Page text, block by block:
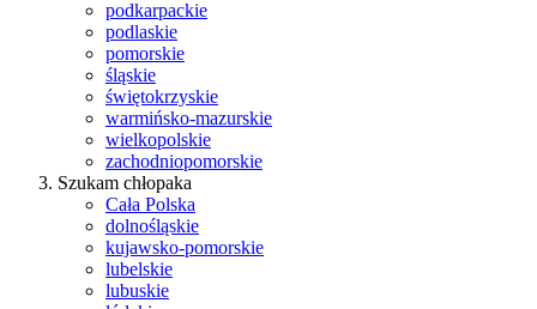
podkarpackie
podlaskie
pomorskie
śląskie
świętokrzyskie
warmińsko-mazurskie
wielkopolskie
zachodniopomorskie
Szukam chłopaka
Cała Polska
dolnośląskie
kujawsko-pomorskie
lubelskie
lubuskie